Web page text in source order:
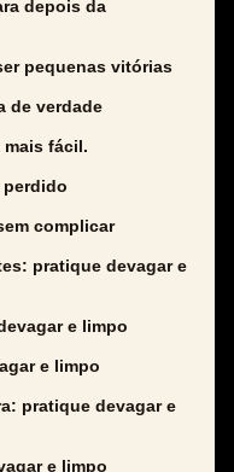
depois da
pequenas vitórias
de verdade
fácil.
perdido
complicar
pratique devagar e
e limpo
e limpo
pratique devagar e
e limpo